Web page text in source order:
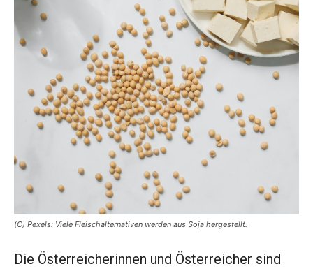
(C) Pexels: Viele Fleischalternativen werden aus Soja hergestellt.
Die Österreicherinnen und Österreicher sind